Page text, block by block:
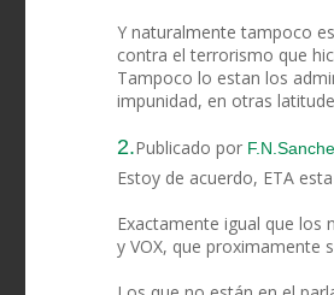
Y naturalmente tampoco
contra el terrorismo que
Tampoco lo estan los
impunidad, en otras
2.Publicado por
Estoy de acuerdo, ETA
Exactamente igual que los
y VOX, que proximamente